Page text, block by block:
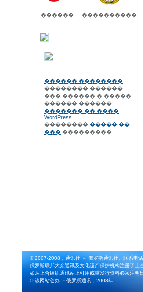
������ ����������
������ ��������
�������� ������
��� ������ � �����.
������ ������
������� �� ����
WordPress
�������� ����� ��
��� ���������
© 2007-2008，通讯社 － 俄罗斯通讯社。联系电
俄罗斯联邦大众通讯及文化遗产保护机构注册了
如从上合组织通讯站上引用或重发行资料必须注明出
© 该网站创办 －俄罗斯通讯 ，2008年